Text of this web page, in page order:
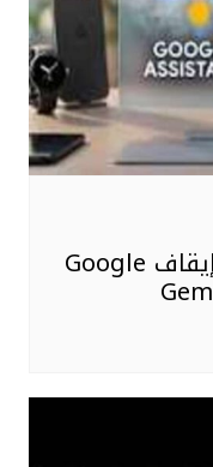
رسمياً…غوغل تحدد موعد إيقاف Google